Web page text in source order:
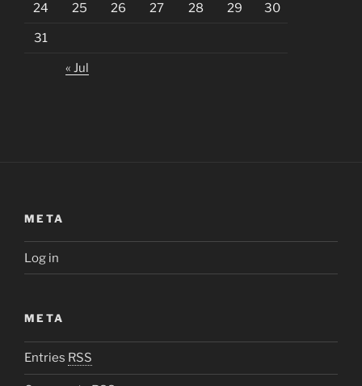
24 25 26 27 28 29 30
31
« Jul
META
Log in
META
Entries RSS